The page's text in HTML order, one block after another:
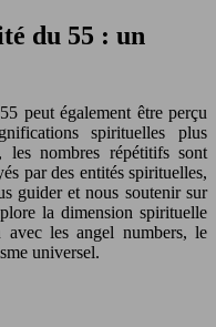
du 55 : un
peut également être perçu
spirituelles plus
les nombres répétitifs sont
par des entités spirituelles,
guider et nous soutenir sur
la dimension spirituelle
les angel numbers, le
universel.